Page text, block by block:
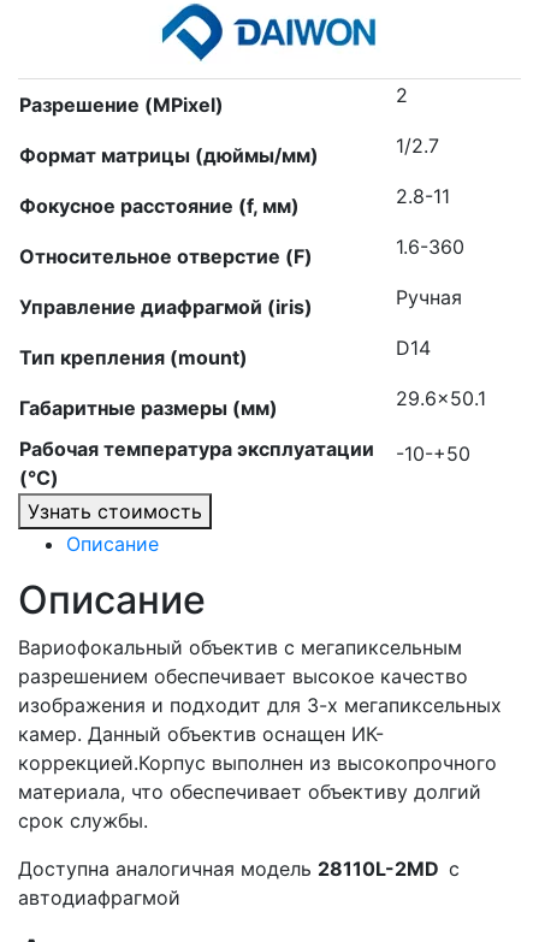
Разрешение (MPixel) 2
Формат матрицы (дюймы/мм) 1/2.7
Фокусное расстояние (f, мм) 2.8-11
Относительное отверстие (F) 1.6-360
Управление диафрагмой (iris) Ручная
Тип крепления (mount) D14
Габаритные размеры (мм) 29.6×50.1
Рабочая температура эксплуатации
(°C)
-10-+50
Узнать стоимость
Описание
Описание
Вариофокальный объектив с мегапиксельным
разрешением обеспечивает высокое качество
изображения и подходит для 3-х мегапиксельных
камер. Данный объектив оснащен ИК-
коррекцией.Корпус выполнен из высокопрочного
материала, что обеспечивает объективу долгий
срок службы.
Доступна аналогичная модель 28110L-2MD с
автодиафрагмой